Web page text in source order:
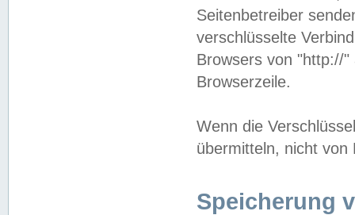
Seitenbetreiber
verschlüsselte
Browsers von "http://
Browserzeile.
Wenn die
übermitteln, nicht von
Speicherung